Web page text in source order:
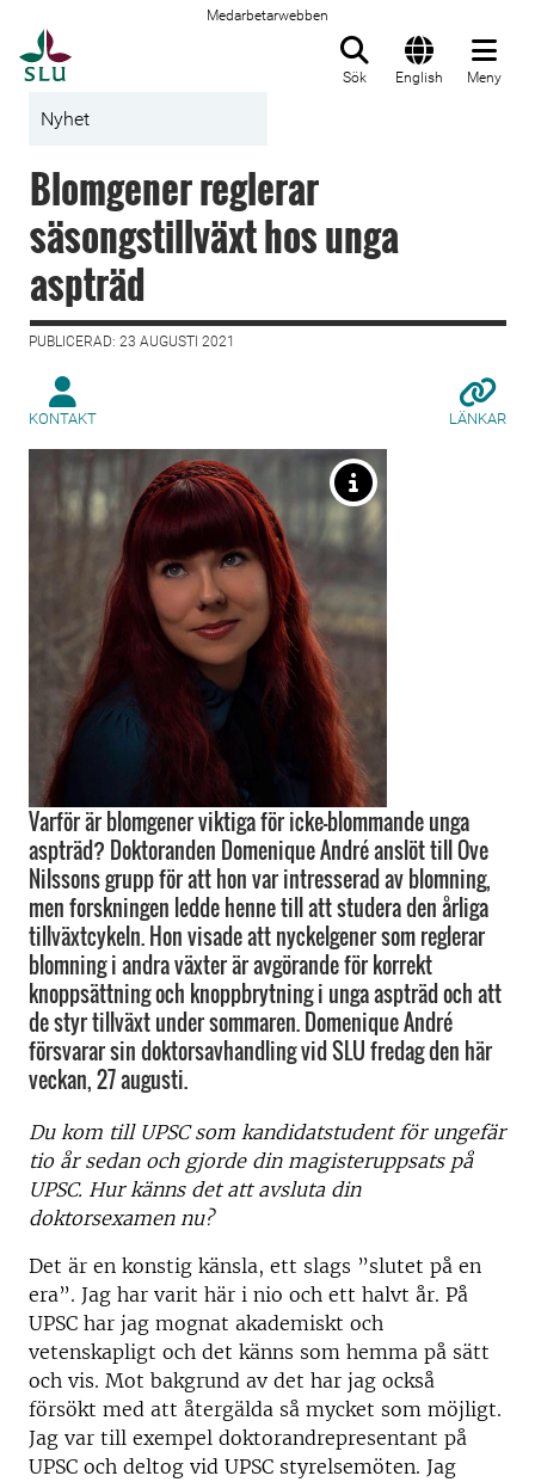
Medarbetarwebben
Sök English Meny
Nyhet
Blomgener reglerar
säsongstillväxt hos unga
aspträd
PUBLICERAD: 23 AUGUSTI 2021
KONTAKT LÄNKAR
Varför är blomgener viktiga för icke-blommande unga
aspträd? Doktoranden Domenique André anslöt till Ove
Nilssons grupp för att hon var intresserad av blomning,
men forskningen ledde henne till att studera den årliga
tillväxtcykeln. Hon visade att nyckelgener som reglerar
blomning i andra växter är avgörande för korrekt
knoppsättning och knoppbrytning i unga aspträd och att
de styr tillväxt under sommaren. Domenique André
försvarar sin doktorsavhandling vid SLU fredag den här
veckan, 27 augusti.
Du kom till UPSC som kandidatstudent för ungefär
tio år sedan och gjorde din magisteruppsats på
UPSC. Hur känns det att avsluta din
doktorsexamen nu?
Det är en konstig känsla, ett slags ”slutet på en
era”. Jag har varit här i nio och ett halvt år. På
UPSC har jag mognat akademiskt och
vetenskapligt och det känns som hemma på sätt
och vis. Mot bakgrund av det har jag också
försökt med att återgälda så mycket som möjligt.
Jag var till exempel doktorandrepresentant på
UPSC och deltog vid UPSC styrelsemöten. Jag